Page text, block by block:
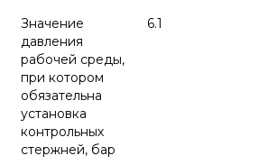
Значение
давления
рабочей среды,
при котором
обязательна
установка
контрольных
стержней, бар
6.1